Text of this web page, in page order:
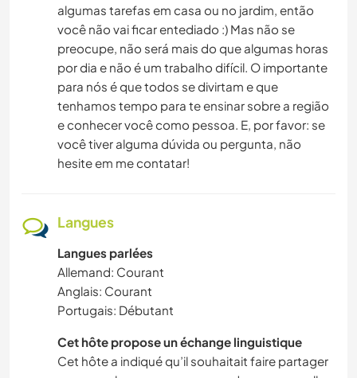
algumas tarefas em casa ou no jardim, então
você não vai ficar entediado :) Mas não se
preocupe, não será mais do que algumas horas
por dia e não é um trabalho difícil. O importante
para nós é que todos se divirtam e que
tenhamos tempo para te ensinar sobre a região
e conhecer você como pessoa. E, por favor: se
você tiver alguma dúvida ou pergunta, não
hesite em me contatar!
Langues
Langues parlées
Allemand: Courant
Anglais: Courant
Portugais: Débutant
Cet hôte propose un échange linguistique
Cet hôte a indiqué qu’il souhaitait faire partager